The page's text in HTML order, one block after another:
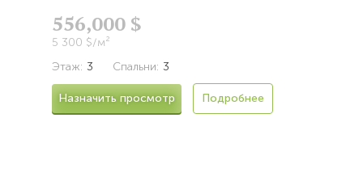
556,000 $
5 300 $/м²
Этаж: 3 Спальни: 3
Назначить просмотр Подробнее